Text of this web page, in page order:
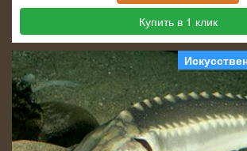
Купить в 1 клик